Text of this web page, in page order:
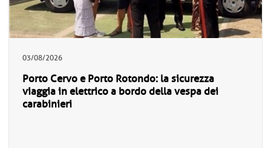
03/08/2026
Porto Cervo e Porto Rotondo: la sicurezza
viaggia in elettrico a bordo della vespa dei
carabinieri